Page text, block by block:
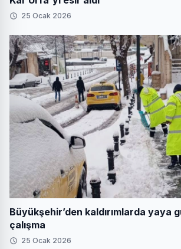
25 Ocak 2026
Büyükşehir’den kaldırımlarda yaya
çalışma
25 Ocak 2026